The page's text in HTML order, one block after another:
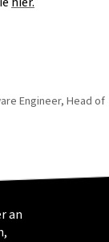
Engineer, Head of
an